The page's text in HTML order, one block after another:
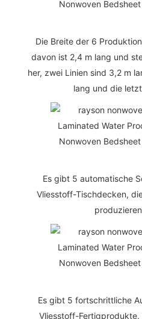
Die Breite der 6
davon ist 2,4 m lang und
her, zwei Linien sind 3,2 m
lang und die
Es gibt 5 automatische
Vliesstoff-Tischdecken,
Es gibt 5 fortschrittliche
Vliesstoff-Fertigprodukte.